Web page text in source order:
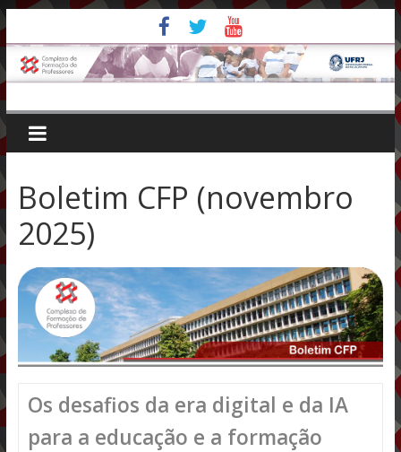
para
conteúdo
Boletim CFP (novembro
2025)
Os desafios da era digital e da IA
para a educação e a formação